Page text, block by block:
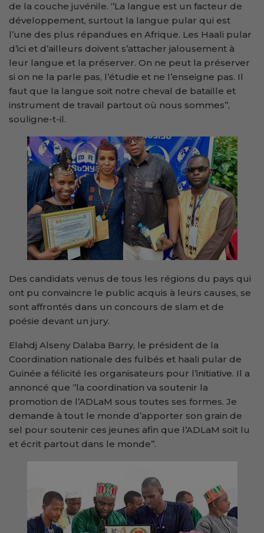
de la couche juvénile. ‘’La langue est un facteur de
développement, surtout la langue pular qui est
l’une des plus répandues en Afrique. Les Haali pular
d’ici et d’ailleurs doivent s’attacher jalousement à
leur langue et la préserver. On ne peut la préserver
si on ne la parle pas, l’étudie et ne l’enseigne pas. Il
faut que la langue soit notre cheval de bataille et
instrument de travail partout où nous sommes’’,
souligne-t-il.
Des candidats venus de tous les régions du pays qui
ont pu convaincre le public acquis à leurs causes, se
sont affrontés dans un concours de slam et de
poésie devant un jury.
Elahdj Alseny Dalaba Barry, le président de la
Coordination nationale des fulbés et haali pular de
Guinée a félicité les organisateurs pour l’initiative. Il a
annoncé que ‘’la coordination va soutenir la
promotion de l’ADLaM sous toutes ses formes. Je
demande à tout le monde d’apporter son grain de
sel pour soutenir ces jeunes afin que l’ADLaM soit lu
et écrit partout dans le monde’’.